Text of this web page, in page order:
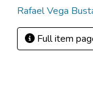
Rafael Vega
Full item